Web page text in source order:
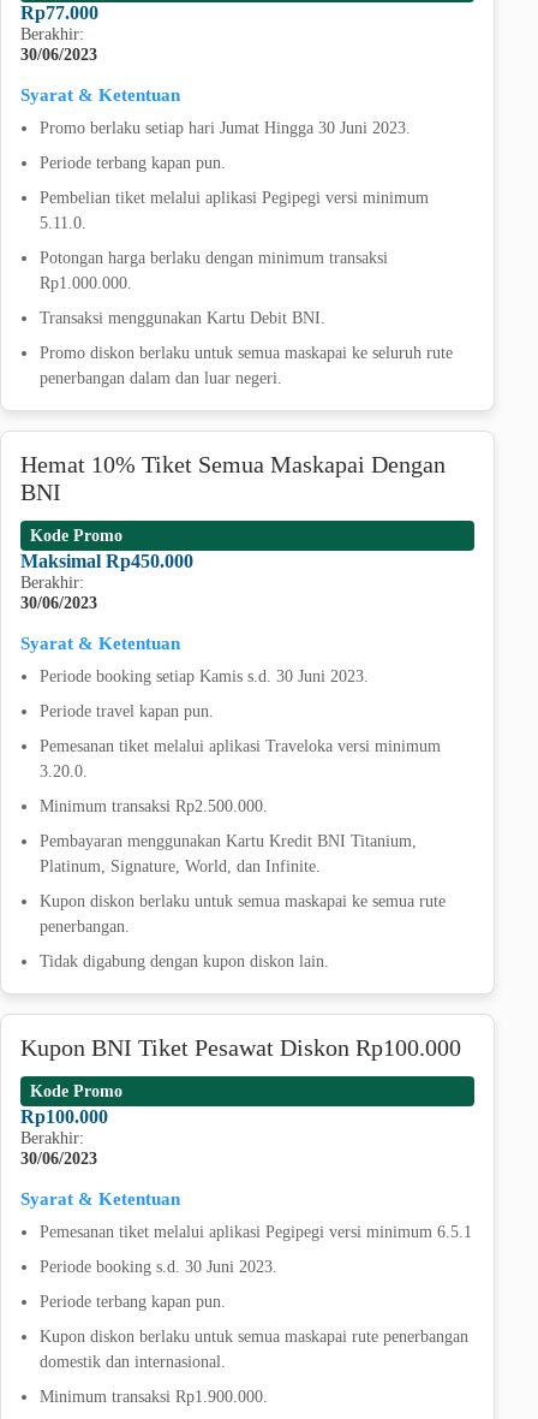
Rp77.000
Berakhir:
30/06/2023
Syarat & Ketentuan
Promo berlaku setiap hari Jumat Hingga 30 Juni 2023.
Periode terbang kapan pun.
Pembelian tiket melalui aplikasi Pegipegi versi minimum
5.11.0.
Potongan harga berlaku dengan minimum transaksi
Rp1.000.000.
Transaksi menggunakan Kartu Debit BNI.
Promo diskon berlaku untuk semua maskapai ke seluruh rute
penerbangan dalam dan luar negeri.
Hemat 10% Tiket Semua Maskapai Dengan
BNI
Kode Promo
Maksimal Rp450.000
Berakhir:
30/06/2023
Syarat & Ketentuan
Periode booking setiap Kamis s.d. 30 Juni 2023.
Periode travel kapan pun.
Pemesanan tiket melalui aplikasi Traveloka versi minimum
3.20.0.
Minimum transaksi Rp2.500.000.
Pembayaran menggunakan Kartu Kredit BNI Titanium,
Platinum, Signature, World, dan Infinite.
Kupon diskon berlaku untuk semua maskapai ke semua rute
penerbangan.
Tidak digabung dengan kupon diskon lain.
Kupon BNI Tiket Pesawat Diskon Rp100.000
Kode Promo
Rp100.000
Berakhir:
30/06/2023
Syarat & Ketentuan
Pemesanan tiket melalui aplikasi Pegipegi versi minimum 6.5.1
Periode booking s.d. 30 Juni 2023.
Periode terbang kapan pun.
Kupon diskon berlaku untuk semua maskapai rute penerbangan
domestik dan internasional.
Minimum transaksi Rp1.900.000.